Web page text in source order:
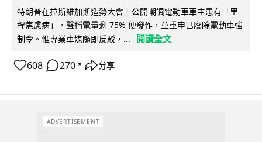
特朗普在拉斯維加斯造勢大會上公開嘲諷電動車車主患有「里
程焦慮病」，聲稱電量剩 75% 便發作，並重申已廢除電動車強
制令。惟專業車媒隨即反駁，...
閱讀全文
608 270 ↗ 分享
ADVERTISEMENT